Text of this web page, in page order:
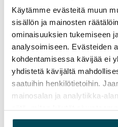
Käytämme evästeitä muun
sisällön ja mainosten
ominaisuuksien tukemiseen
analysoimiseen. Evästeiden
kohdentamisessa kävijää ei
yhdistetä kävijältä
saatuihin henkilötietoihin.
mainosalan ja analytiikka-
yhdistää näitä tietoja muihin
Vesimaksu
Kulutuksen mukaan
Sähkömaksu
Vuokralainen solmii itse
Laajakaista
Vuokraan sisältyy 50 M
lisänopeutta etuhintaan